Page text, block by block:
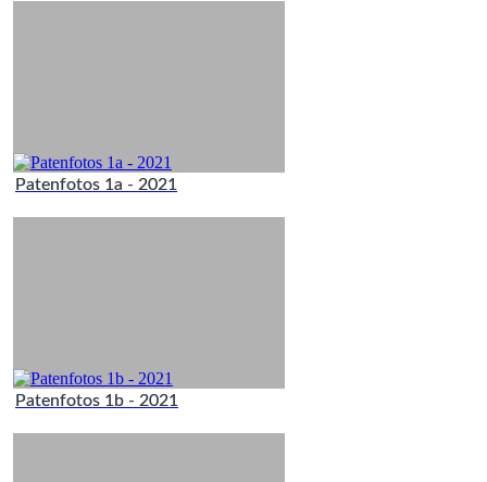
Patenfotos 1a - 2021
Patenfotos 1b - 2021